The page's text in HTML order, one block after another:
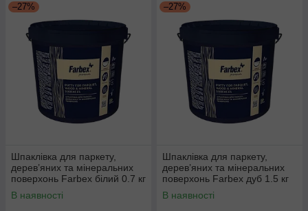
–27%
Шпаклівка для паркету,
дерев’яних та мінеральних
поверхонь Farbex білий 0.7 кг
В наявності
–27%
Шпаклівка для паркету,
дерев’яних та мінеральних
поверхонь Farbex дуб 1.5 кг
В наявності